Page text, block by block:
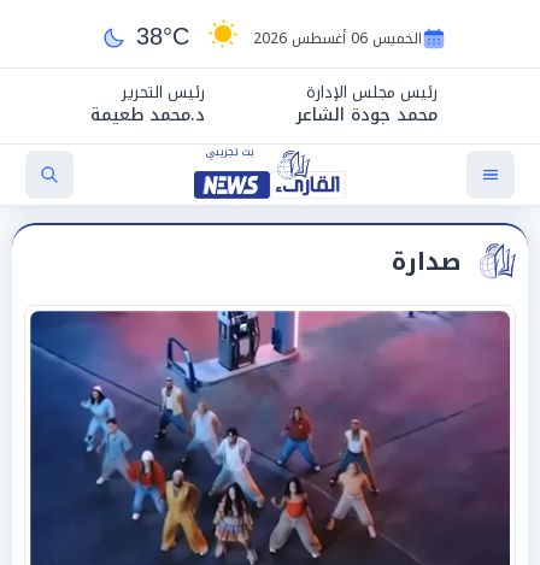
الخميس 06 أغسطس 2026 38°C
رئيس مجلس الإدارة
محمد جودة الشاعر
رئيس التحرير
د.محمد طعيمة
صدارة